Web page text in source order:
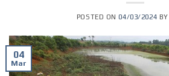
POSTED ON 04/03/2024
04
Mar